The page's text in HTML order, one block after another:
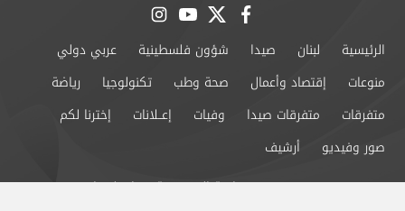
facebook
twitter
youtube
instagram
الرئيسية لبنان صيدا شؤون فلسطينية
عربي دولي
منوعات
إقتصاد وأعمال صحة وطب تكنولوجيا
رياضة
متفرقات
متفرقات صيدا وفيات إعــلانات
إخترنا لكم
صور وفيديو
أرشيف
من نحن
سياسة الخصوصية اتصل بنا